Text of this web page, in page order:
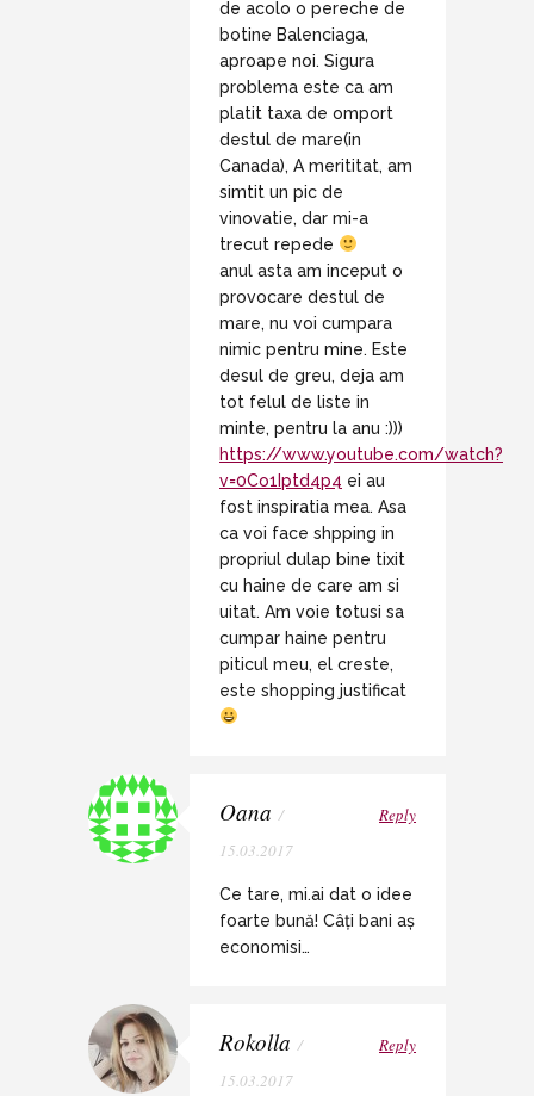
de acolo o pereche de
botine Balenciaga,
aproape noi. Sigura
problema este ca am
platit taxa de omport
destul de mare(in
Canada), A merititat, am
simtit un pic de
vinovatie, dar mi-a
trecut repede
anul asta am inceput o
provocare destul de
mare, nu voi cumpara
nimic pentru mine. Este
desul de greu, deja am
tot felul de liste in
minte, pentru la anu :)))
https://www.youtube.com/watch?
v=0Co1Iptd4p4 ei au
fost inspiratia mea. Asa
ca voi face shpping in
propriul dulap bine tixit
cu haine de care am si
uitat. Am voie totusi sa
cumpar haine pentru
piticul meu, el creste,
este shopping justificat
Oana /
15.03.2017
Reply
Ce tare, mi.ai dat o idee
foarte bună! Câți bani aș
economisi…
Rokolla /
15.03.2017
Reply